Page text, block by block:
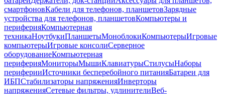
смартфоновКабели для телефонов, планшетовЗарядные
устройства для телефонов, планшетовКомпьютеры и
периферияКомпьютерная
техникаНоутбукиПланшетыМоноблокиКомпьютерыИгровые
компьютерыИгровые консолиСерверное
оборудованиеКомпьютерная
периферияМониторыМышиКлавиатурыСтилусыНаборы
периферииИсточники бесперебойного питанияБатареи для
ИБПСтабилизаторы напряженияИнверторы
напряженияСетевые фильтры, удлинителиВеб-